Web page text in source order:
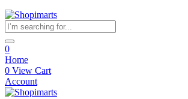
0
Home
0 View Cart
Account